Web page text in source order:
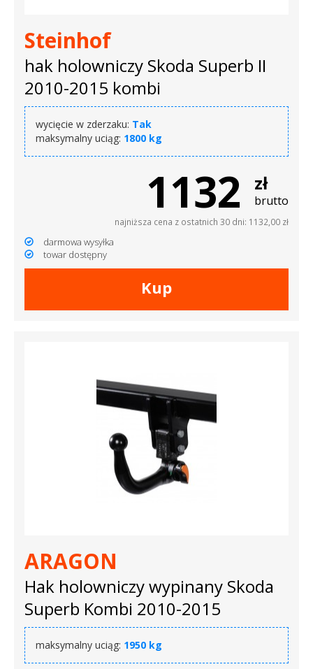
Steinhof
hak holowniczy Skoda Superb II
2010-2015 kombi
wycięcie w zderzaku: Tak
maksymalny uciąg: 1800 kg
1132 zł
brutto
najniższa cena z ostatnich 30 dni: 1132,00 zł
darmowa wysyłka
towar dostępny
Kup
ARAGON
Hak holowniczy wypinany Skoda
Superb Kombi 2010-2015
maksymalny uciąg: 1950 kg